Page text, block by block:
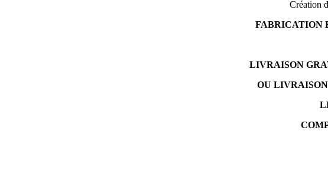
Création
FABRICATION
LIVRAISON
OU